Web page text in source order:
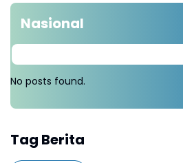
Nasional
No posts found.
Tag Berita